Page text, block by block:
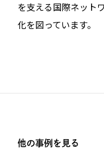
を支える国際ネット
化を図っています。
他の事例を見る